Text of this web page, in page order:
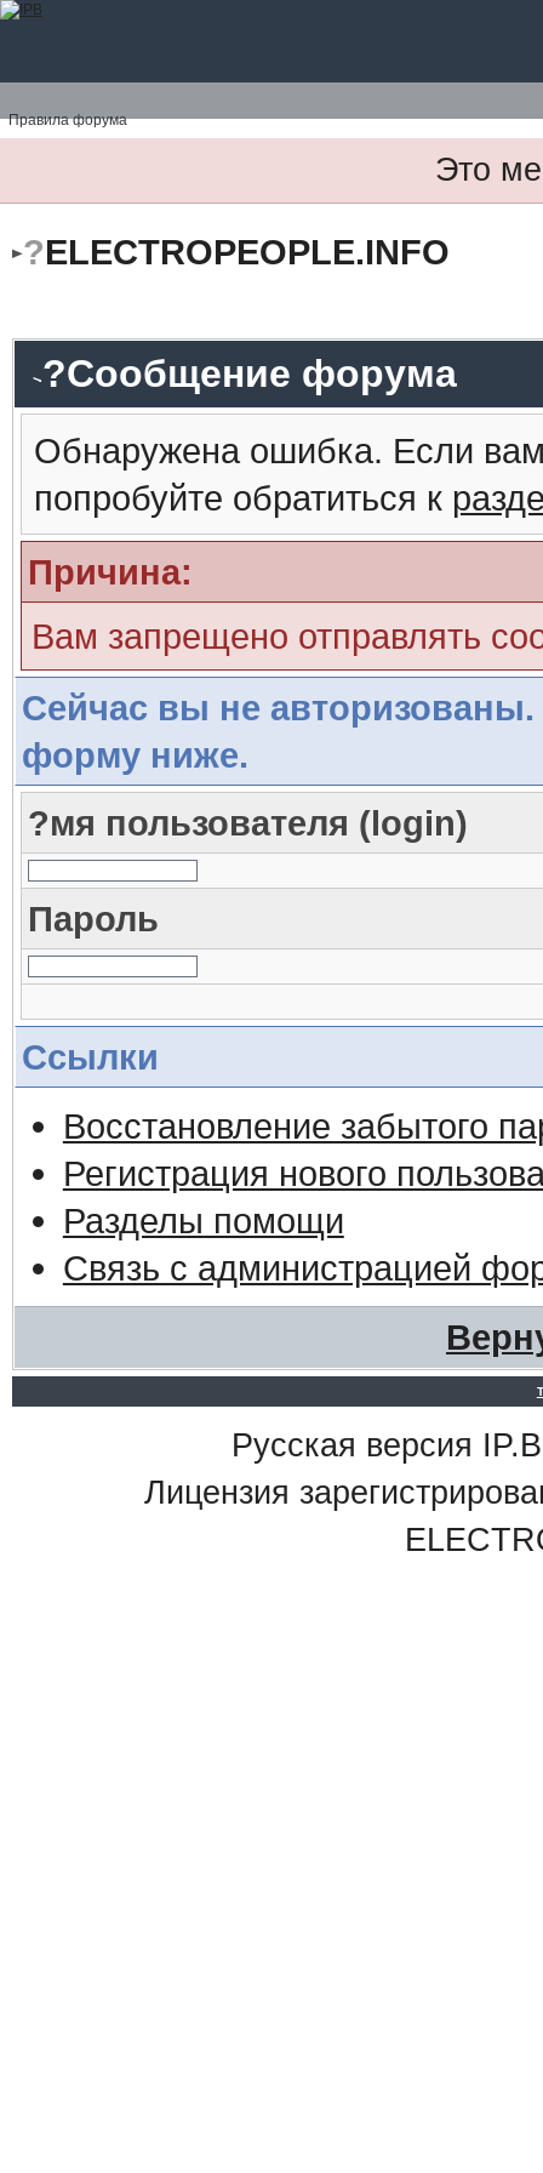
Правила форума
Это
?ELECTROPEOPLE.INFO
?Сообщение форума
Обнаружена ошибка. Если
попробуйте обратиться к
Причина:
Вам запрещено отправлять
Сейчас вы не авторизованы.
форму ниже.
?мя пользователя (login)
Пароль
Ссылки
Восстановление забытого
Регистрация нового
Разделы помощи
Связь с администрацией
Русская версия
Лицензия